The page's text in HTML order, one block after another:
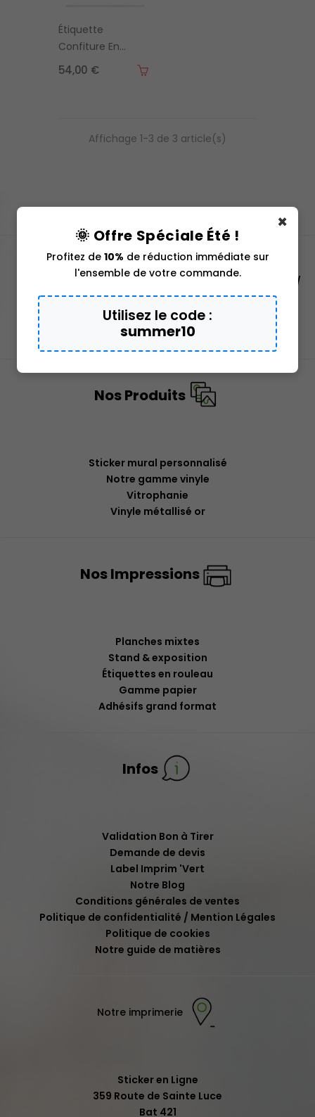
Étiquette
Confiture En
Rouleau Pour
Artisans &...
54,00 €
Affichage 1-3 de 3 article(s)
Accueil Téléphonique de 8h à 18h au : 09 72 55 19
info@sticker-en-ligne.com
Contactez-nous
L'entreprise
Nos Produits
Sticker mural personnalisé
Notre gamme vinyle
Vitrophanie
Vinyle métallisé or
Nos Impressions
Planches mixtes
Stand & exposition
Étiquettes en rouleau
Gamme papier
Adhésifs grand format
Infos
Validation Bon à Tirer
Demande de devis
Label Imprim 'Vert
Notre Blog
Conditions générales de ventes
Politique de confidentialité / Mention Légales
Politique de cookies
Notre guide de matières
Notre imprimerie
Sticker en Ligne
359 Route de Sainte Luce
Bat 421
×
🌞 Offre Spéciale Été !
Profitez de 10% de réduction immédiate sur
l'ensemble de votre commande.
Utilisez le code :
summer10